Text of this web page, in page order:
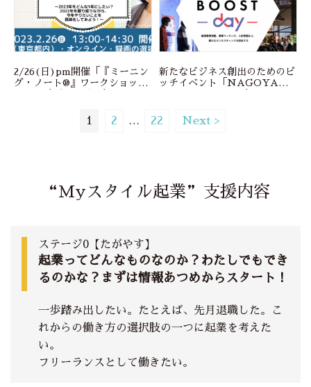
2/26(日)pm開催「『ミーニン
グ・ノート®︎』ワークショップ
今年やりたいことを具体化して
みよう！～」【会場（東京都
新たなビジネス創出のためのピ
ッチイベント「NAGOYA
1 2 … 22 Next >
“Myスタイル起業”支援内容
ステージ0【たがやす】
起業ってどんなものなのか？わたしでもでき
るのかな？まずは情報あつめからスタート！
一歩踏み出したい。たとえば、先月退職した。こ
れからの働き方の選択肢の一つに起業を考えた
い。
フリーランスとして働きたい。